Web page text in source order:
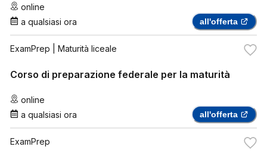
online
a qualsiasi ora
all'offerta
ExamPrep | Maturità liceale
Corso di preparazione federale per la maturità
online
a qualsiasi ora
all'offerta
ExamPrep